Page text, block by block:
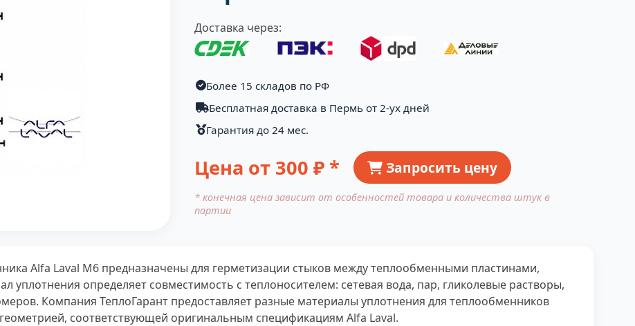
Доставка через:
Более 15 складов по РФ
Бесплатная доставка в Пермь от 2-ух дней
Гарантия до 24 мес.
Цена от 300 ₽ * Запросить цену
* конечная цена зависит от особенностей товара и количества штук в
партии
Alfa Laval M6 предназначены для герметизации стыков между теплообменными пластинами,
уплотнения определяет совместимость с теплоносителем: сетевая вода, пар, гликолевые растворы,
Компания ТеплоГарант предоставляет разные материалы уплотнения для теплообменников
геометрией, соответствующей оригинальным спецификациям Alfa Laval.